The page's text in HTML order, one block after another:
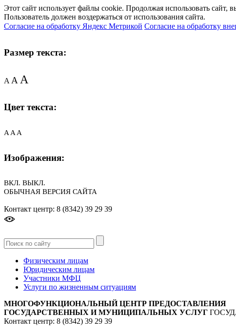
Этот сайт использует файлы cookie. Продолжая использовать сайт,
Пользователь должен воздержаться от использования сайта.
Согласие на обработку Яндекс Метрикой Согласие на обработку
Размер текста:
AAA
Цвет текста:
A A A
Изображения:
ВКЛ. ВЫКЛ.
ОБЫЧНАЯ ВЕРСИЯ САЙТА
Контакт центр: 8 (8342) 39 29 39
Физическим лицам
Юридическим лицам
Участники МФЦ
Услуги по жизненным ситуациям
МНОГОФУНКЦИОНАЛЬНЫЙ ЦЕНТР ПРЕДОСТАВЛЕНИЯ
ГОСУДАРСТВЕННЫХ И МУНИЦИПАЛЬНЫХ УСЛУГ
Контакт центр: 8 (8342) 39 29 39